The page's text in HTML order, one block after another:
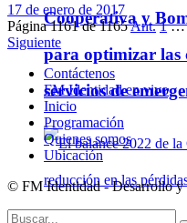
Cooperativa y
para optimizar las
servicios de
17 de enero de 2017
Página 1161 de 1165Ant. 1 …
Siguiente
Contáctenos
FM Identidad en vivo
Inicio
Programación
Quienes somos
Ubicación
© FM Identidad - Desarrollo y